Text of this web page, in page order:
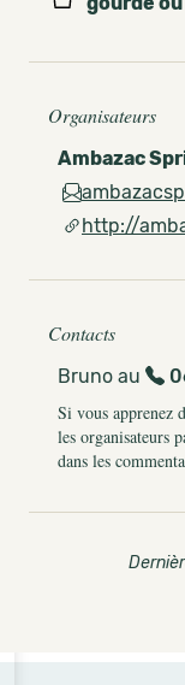
Organisateurs
Ambazac
http://
Contacts
Bruno au
Si vous apprenez
les organisateurs
dans les